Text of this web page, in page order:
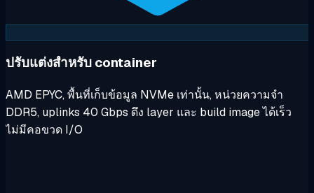
ปรับแต่งสำหรับ container
AMD EPYC, พื้นที่เก็บข้อมูล NVMe เท่านั้น, หน่วยความจำ
DDR5, uplinks 40 Gbps ดึง layer และ build image ได้เร็ว
ไม่มีคอขวด I/O